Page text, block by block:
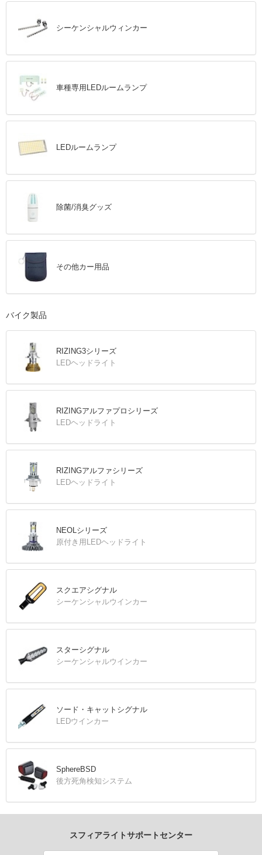
シーケンシャルウィンカー
車種専用LEDルームランプ
LEDルームランプ
除菌/消臭グッズ
その他カー用品
バイク製品
RIZING3シリーズ
LEDヘッドライト
RIZINGアルファプロシリーズ
LEDヘッドライト
RIZINGアルファシリーズ
LEDヘッドライト
NEOLシリーズ
原付き用LEDヘッドライト
スクエアシグナル
シーケンシャルウインカー
スターシグナル
シーケンシャルウインカー
ソード・キャットシグナル
LEDウインカー
SphereBSD
後方死角検知システム
スフィアライトサポートセンター